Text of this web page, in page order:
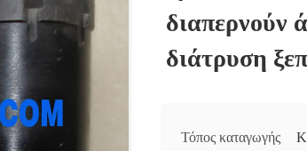
διαπερνούν
διάτρυση
Τόπος καταγωγής